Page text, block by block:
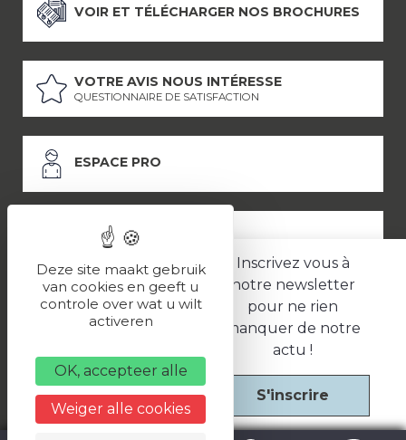
Inscrivez vous à
notre newsletter
pour ne rien
manquer de notre
actu !
S'inscrire
VOIR ET TÉLÉCHARGER NOS BROCHURES
VOTRE AVIS NOUS INTÉRESSE
QUESTIONNAIRE DE SATISFACTION
ESPACE PRO
ESPACE PRESSE
LES PARTENAIRES
Politique de confidentialité
Une réalisation
Deze site maakt gebruik
van cookies en geeft u
controle over wat u wilt
activeren
OK, accepteer alle
Weiger alle cookies